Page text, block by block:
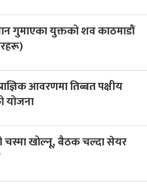
गुमाएका युक्तको शव काठमाडौं
प्राज्ञिक आवरणमा तिब्बत पक्षीय
योजना
चस्मा खोल्नू, बैठक चल्दा सेयर